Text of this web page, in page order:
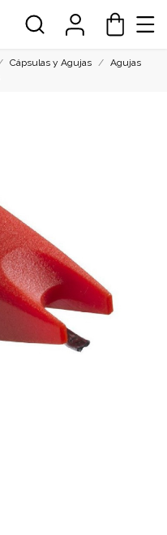
Cápsulas y Agujas
Agujas